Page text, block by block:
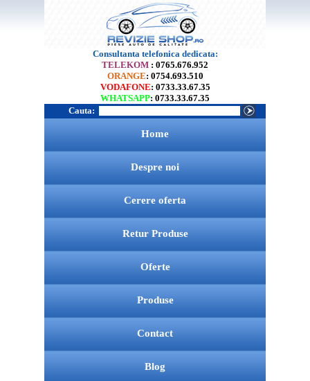
Consultanta telefonica dedicata:
TELEKOM : 0765.676.952
ORANGE: 0754.693.510
VODAFONE: 0733.33.67.35
WHATSAPP: 0733.33.67.35
Cauta:
Home
Despre noi
Cerere oferta
Retur Produse
Oferte
Produse
Contact
Blog